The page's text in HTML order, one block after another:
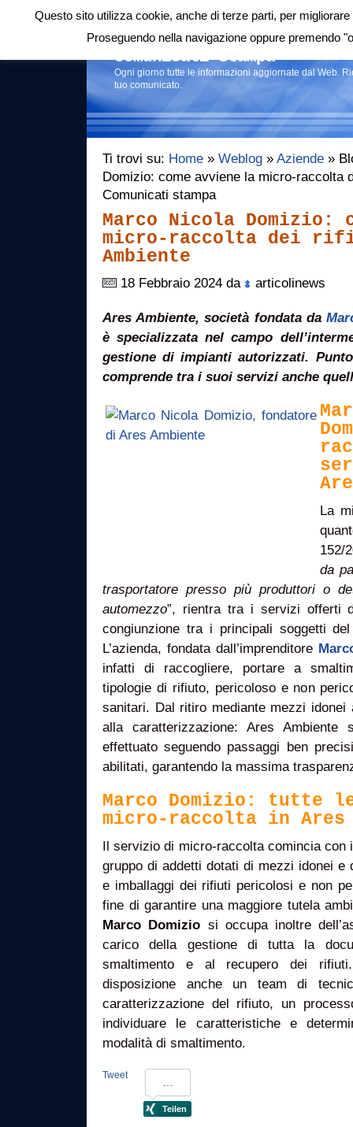
Login|RSS |
Comunicati stampa
Ogni giorno tutte le informazioni aggiornate dal Web.
tuo comunicato.
Ti trovi su: Home » Weblog » Aziende »
Domizio: come avviene la micro-raccolta
Comunicati stampa
Marco Nicola Domizio:
micro-raccolta dei
Ambiente
18 Febbraio 2024 da articolinews
Ares Ambiente, società fondata da
è specializzata nel campo
gestione di impianti autorizzati.
comprende tra i suoi servizi anche
La
152/
da
trasportatore presso più produttori o
automezzo”, rientra tra i servizi offerti
congiunzione tra i principali soggetti
L’azienda, fondata dall’imprenditore
infatti di raccogliere, portare a
tipologie di rifiuto, pericoloso e non
sanitari. Dal ritiro mediante mezzi idonei
alla caratterizzazione: Ares Ambiente
effettuato seguendo passaggi ben
abilitati, garantendo la massima
Marco Domizio: tutte
micro-raccolta in Ares
Il servizio di micro-raccolta comincia con
gruppo di addetti dotati di mezzi idonei e
e imballaggi dei rifiuti pericolosi e non
fine di garantire una maggiore tutela
Marco Domizio si occupa inoltre
carico della gestione di tutta la
smaltimento e al recupero dei
disposizione anche un team di
caratterizzazione del rifiuto, un
individuare le caratteristiche e
modalità di smaltimento.
Tweet
Questo sito utilizza cookie, anche di terze parti, per
Proseguendo nella navigazione oppure premendo